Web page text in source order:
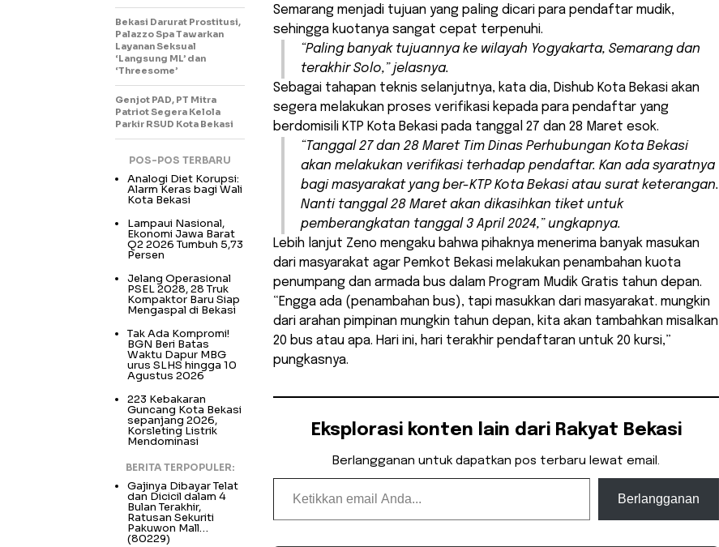
Semarang menjadi tujuan yang paling dicari para pendaftar mudik,
sehingga kuotanya sangat cepat terpenuhi.
“Paling banyak tujuannya ke wilayah Yogyakarta, Semarang dan
terakhir Solo,” jelasnya.
Sebagai tahapan teknis selanjutnya, kata dia, Dishub Kota Bekasi akan
segera melakukan proses verifikasi kepada para pendaftar yang
berdomisili KTP Kota Bekasi pada tanggal 27 dan 28 Maret esok.
“Tanggal 27 dan 28 Maret Tim Dinas Perhubungan Kota Bekasi
akan melakukan verifikasi terhadap pendaftar. Kan ada syaratnya
bagi masyarakat yang ber-KTP Kota Bekasi atau surat keterangan.
Nanti tanggal 28 Maret akan dikasihkan tiket untuk
pemberangkatan tanggal 3 April 2024,” ungkapnya.
Lebih lanjut Zeno mengaku bahwa pihaknya menerima banyak masukan
dari masyarakat agar Pemkot Bekasi melakukan penambahan kuota
penumpang dan armada bus dalam Program Mudik Gratis tahun depan.
“Engga ada (penambahan bus), tapi masukkan dari masyarakat. mungkin
dari arahan pimpinan mungkin tahun depan, kita akan tambahkan misalkan
20 bus atau apa. Hari ini, hari terakhir pendaftaran untuk 20 kursi,”
pungkasnya.
Eksplorasi konten lain dari Rakyat Bekasi
Berlangganan untuk dapatkan pos terbaru lewat email.
Ketikkan email Anda...
Berlangganan
Bekasi Darurat Prostitusi,
Palazzo Spa Tawarkan
Layanan Seksual
‘Langsung ML’ dan
‘Threesome’
Genjot PAD, PT Mitra
Patriot Segera Kelola
Parkir RSUD Kota Bekasi
POS-POS TERBARU
Analogi Diet Korupsi:
Alarm Keras bagi Wali
Kota Bekasi
Lampaui Nasional,
Ekonomi Jawa Barat
Q2 2026 Tumbuh 5,73
Persen
Jelang Operasional
PSEL 2028, 28 Truk
Kompaktor Baru Siap
Mengaspal di Bekasi
Tak Ada Kompromi!
BGN Beri Batas
Waktu Dapur MBG
urus SLHS hingga 10
Agustus 2026
223 Kebakaran
Guncang Kota Bekasi
sepanjang 2026,
Korsleting Listrik
Mendominasi
BERITA TERPOPULER:
Gajinya Dibayar Telat
dan Dicicil dalam 4
Bulan Terakhir,
Ratusan Sekuriti
Pakuwon Mall…
(80229)